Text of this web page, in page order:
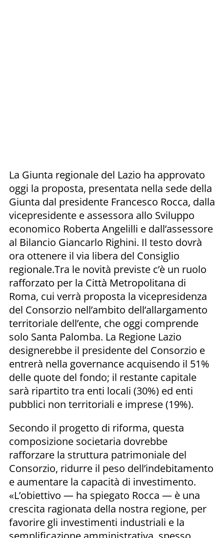
La Giunta regionale del Lazio ha approvato
oggi la proposta, presentata nella sede della
Giunta dal presidente Francesco Rocca, dalla
vicepresidente e assessora allo Sviluppo
economico Roberta Angelilli e dall’assessore
al Bilancio Giancarlo Righini. Il testo dovrà
ora ottenere il via libera del Consiglio
regionale.Tra le novità previste c’è un ruolo
rafforzato per la Città Metropolitana di
Roma, cui verrà proposta la vicepresidenza
del Consorzio nell’ambito dell’allargamento
territoriale dell’ente, che oggi comprende
solo Santa Palomba. La Regione Lazio
designerebbe il presidente del Consorzio e
entrerà nella governance acquisendo il 51%
delle quote del fondo; il restante capitale
sarà ripartito tra enti locali (30%) ed enti
pubblici non territoriali e imprese (19%).
Secondo il progetto di riforma, questa
composizione societaria dovrebbe
rafforzare la struttura patrimoniale del
Consorzio, ridurre il peso dell’indebitamento
e aumentare la capacità di investimento.
«L’obiettivo — ha spiegato Rocca — è una
crescita ragionata della nostra regione, per
favorire gli investimenti industriali e la